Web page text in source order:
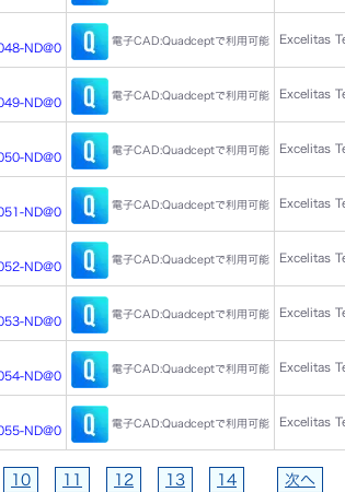
ND@0
電子CAD:Quadceptで利用可能 Excelitas
ND@0
電子CAD:Quadceptで利用可能 Excelitas
ND@0
電子CAD:Quadceptで利用可能 Excelitas
ND@0
電子CAD:Quadceptで利用可能 Excelitas
ND@0
電子CAD:Quadceptで利用可能 Excelitas
ND@0
電子CAD:Quadceptで利用可能 Excelitas
ND@0
電子CAD:Quadceptで利用可能 Excelitas
ND@0
電子CAD:Quadceptで利用可能 Excelitas
10 11 12 13 14 次へ